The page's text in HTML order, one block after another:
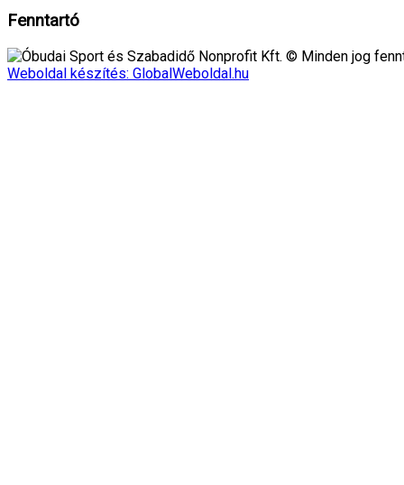
Fenntartó
Óbudai Sport és Szabadidő Nonprofit Kft. © Minden jog
Weboldal készítés: GlobalWeboldal.hu